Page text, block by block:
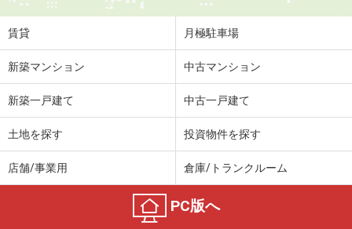
賃貸 月極駐車場
新築マンション 中古マンション
新築一戸建て 中古一戸建て
土地を探す 投資物件を探す
店舗/事業用 倉庫/トランクルーム
PC版へ